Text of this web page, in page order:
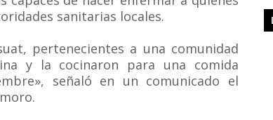
sanitarias locales.
pertenecientes a una comunidad
y la cocinaron para una comida
señaló en un comunicado el